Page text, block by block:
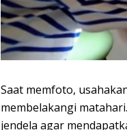
Saat memfoto,
membelakangi
jendela agar